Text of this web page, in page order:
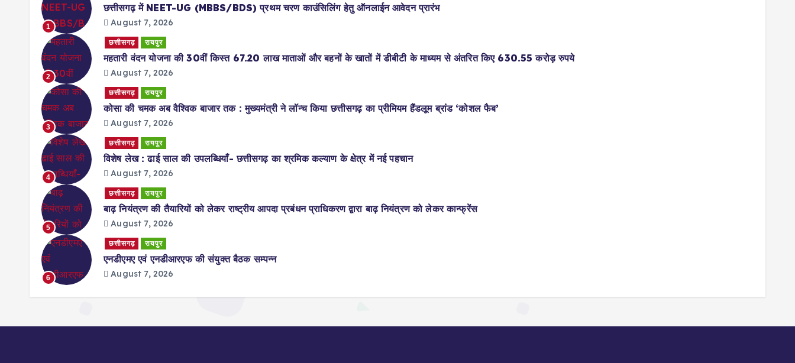
1
छत्तीसगढ़ में NEET-UG (MBBS/BDS) प्रथम चरण काउंसिलिंग हेतु ऑनलाईन आवेदन प्रारंभ
August 7, 2026
2
छत्तीसगढ़ रायपुर
महतारी वंदन योजना की 30वीं किस्त 67.20 लाख माताओं और बहनों के खातों में डीबीटी के माध्यम से अंतरित किए 630.55 करोड़ रुपये
August 7, 2026
3
छत्तीसगढ़ रायपुर
कोसा की चमक अब वैश्विक बाजार तक : मुख्यमंत्री ने लॉन्च किया छत्तीसगढ़ का प्रीमियम हैंडलूम ब्रांड ‘कोशल फैब’
August 7, 2026
4
छत्तीसगढ़ रायपुर
विशेष लेख : ढाई साल की उपलब्धियाँ- छत्तीसगढ़ का श्रमिक कल्याण के क्षेत्र में नई पहचान
August 7, 2026
5
छत्तीसगढ़ रायपुर
बाढ़ नियंत्रण की तैयारियों को लेकर राष्ट्रीय आपदा प्रबंधन प्राधिकरण द्वारा बाढ़ नियंत्रण को लेकर कान्फ्रेंस
August 7, 2026
6
छत्तीसगढ़ रायपुर
एनडीएमए एवं एनडीआरएफ की संयुक्त बैठक सम्पन्न
August 7, 2026